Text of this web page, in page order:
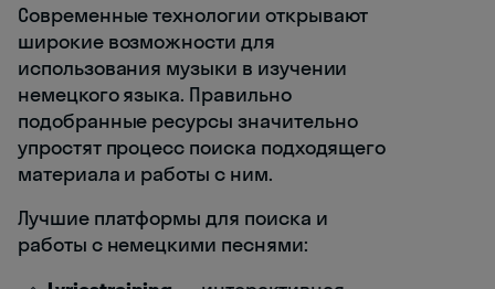
Современные технологии открывают
широкие возможности для
использования музыки в изучении
немецкого языка. Правильно
подобранные ресурсы значительно
упростят процесс поиска подходящего
материала и работы с ним.
Лучшие платформы для поиска и
работы с немецкими песнями: